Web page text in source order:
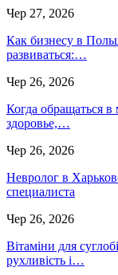
Чер 27, 2026
Как бизнесу в
развиваться:…
Чер 26, 2026
Когда обращаться
здоровье,…
Чер 26, 2026
Невролог в
специалиста
Чер 26, 2026
Вітаміни для
рухливість і…